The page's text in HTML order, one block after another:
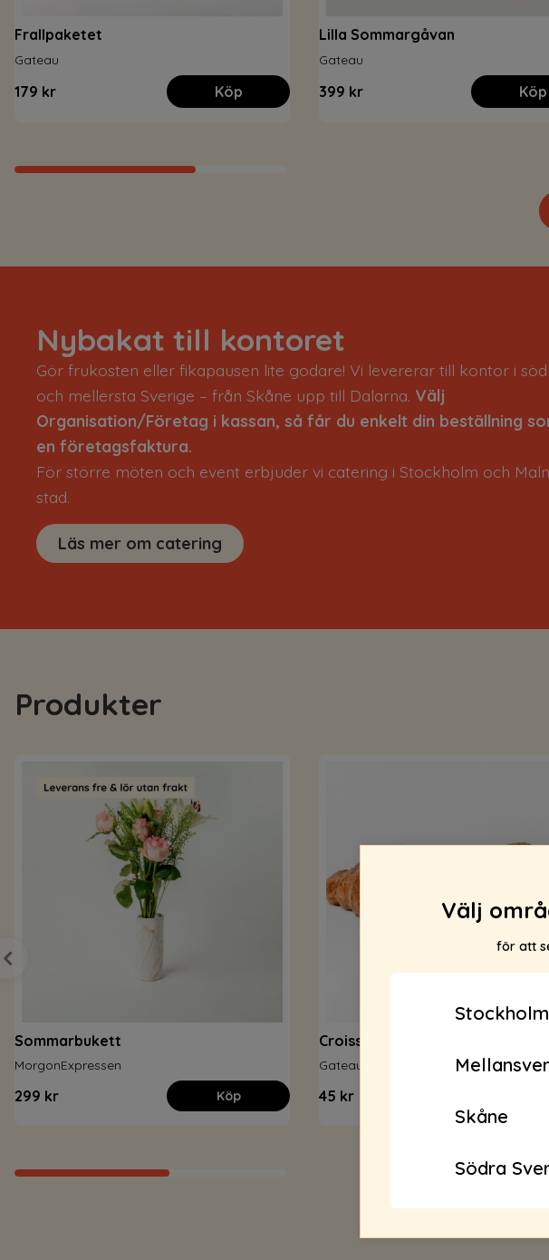
Frallpaketet
Gateau
179 kr Köp
Lilla Sommargåvan
Gateau
399 kr Köp
Nybakat till kontoret
Gör frukosten eller fikapausen lite godare! Vi levererar till kontor i
och mellersta Sverige – från Skåne upp till Dalarna. Välj
Organisation/Företag i kassan, så får du enkelt din beställning
en företagsfaktura.
För större möten och event erbjuder vi catering i Stockholm och
stad.
Läs mer om catering
Produkter
Sommarbukett
MorgonExpressen
299 kr Köp
Croissant
Gateau
45 kr
Välj
för att
Skåne
Södra